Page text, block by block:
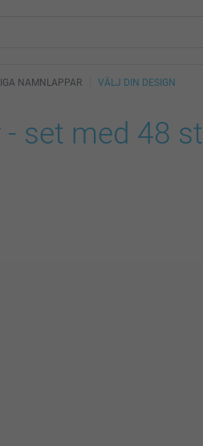
NAMNLAPPAR VÄLJ DIN DESIGN
set med 48 st